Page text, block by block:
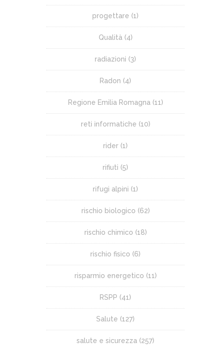
progettare (1)
Qualità (4)
radiazioni (3)
Radon (4)
Regione Emilia Romagna (11)
reti informatiche (10)
rider (1)
rifiuti (5)
rifugi alpini (1)
rischio biologico (62)
rischio chimico (18)
rischio fisico (6)
risparmio energetico (11)
RSPP (41)
Salute (127)
salute e sicurezza (257)